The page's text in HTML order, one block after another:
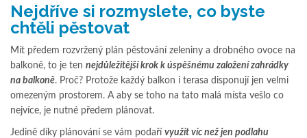
Nejdříve si rozmyslete, co byste
chtěli pěstovat
Mít předem rozvržený plán pěstování zeleniny a drobného ovoce na
balkoně, to je ten nejdůležitější krok k úspěšnému založení zahrádky
na balkoně. Proč? Protože každý balkon i terasa disponují jen velmi
omezeným prostorem. A aby se toho na tato malá místa vešlo co
nejvíce, je nutné předem plánovat.
Jedině díky plánování se vám podaří využít víc než jen podlahu